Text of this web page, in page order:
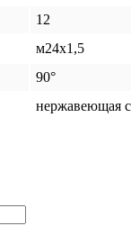
12
м24x1,5
90°
нержавеющая